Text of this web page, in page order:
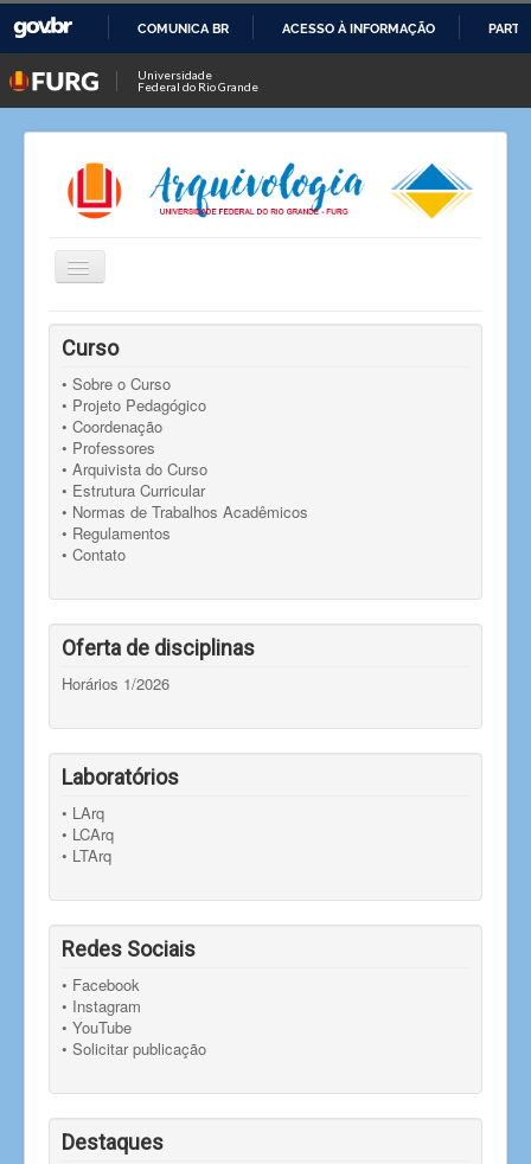
O
CONTEÚDO
COMUNICA BR ACESSO À INFORMAÇÃO
Universidade
Federal do Rio Grande
Alternar
Navegação
Você está aqui:
Curso
• Sobre o Curso
• Projeto Pedagógico
• Coordenação
• Professores
• Arquivista do Curso
• Estrutura Curricular
• Normas de Trabalhos Acadêmicos
• Regulamentos
• Contato
Oferta de disciplinas
Horários 1/2026
Laboratórios
• LArq
• LCArq
• LTArq
Redes Sociais
• Facebook
• Instagram
• YouTube
• Solicitar publicação
Destaques